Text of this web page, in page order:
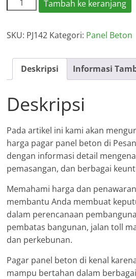
Harga
Panel
Pesanggrahan
Tambah ke keranjang
SKU: PJ142 Kategori: Panel Beton
Deskripsi Informasi
Deskripsi
Pada artikel ini kami akan
harga pagar panel beton di
dengan informasi detail
pemasangan, dan berbagai
Memahami harga dan
membantu Anda membuat
dalam perencanaan
pembatas bangunan, jalan toll
dan perkebunan.
Pagar panel beton di kenal
mampu bertahan dalam